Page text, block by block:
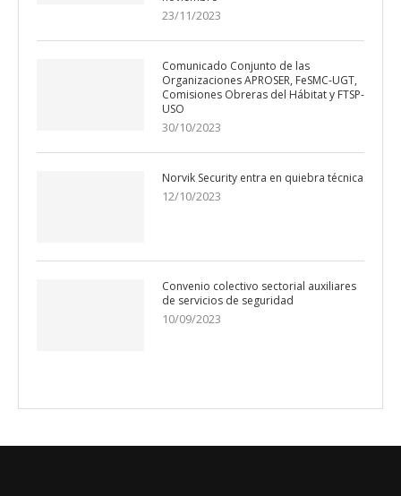
23/11/2023
Comunicado Conjunto de las
Organizaciones APROSER, FeSMC-UGT,
Comisiones Obreras del Hábitat y FTSP-
USO
30/10/2023
Norvik Security entra en quiebra técnica
12/10/2023
Convenio colectivo sectorial auxiliares
de servicios de seguridad
10/09/2023